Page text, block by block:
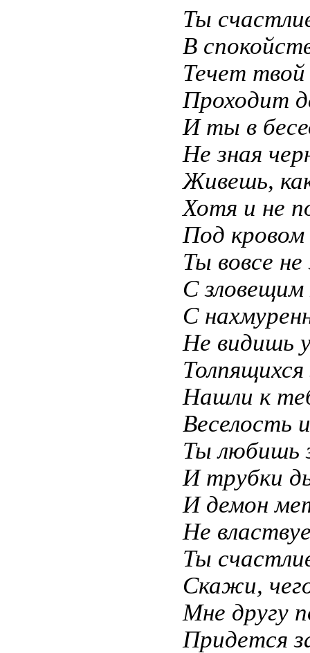
Ты
В
Течет твой
Проходит
И ты в
Не зная
Живешь,
Хотя и не
Под
Ты вовсе не
С
С
Не видишь
Нашли к
Веселость
Ты любишь
И трубки
И демон
Не
Ты
Скажи,
Мне другу
Придется